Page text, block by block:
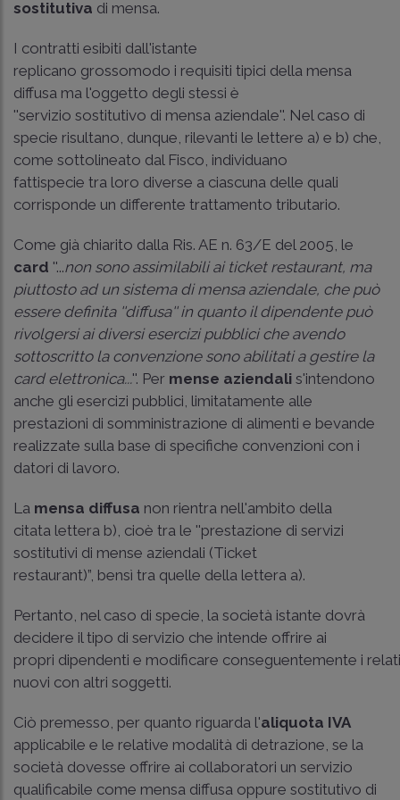
sostitutiva di mensa.
I contratti esibiti dall'istante
replicano grossomodo i requisiti tipici della mensa
diffusa ma l'oggetto degli stessi è
''servizio sostitutivo di mensa aziendale''. Nel caso di
specie risultano, dunque, rilevanti le lettere a) e b) che,
come sottolineato dal Fisco, individuano
fattispecie tra loro diverse a ciascuna delle quali
corrisponde un differente trattamento tributario.
Come già chiarito dalla Ris. AE n. 63/E del 2005 , le
card ''...non sono assimilabili ai ticket restaurant, ma
piuttosto ad un sistema di mensa aziendale, che può
essere definita ''diffusa'' in quanto il dipendente può
rivolgersi ai diversi esercizi pubblici che avendo
sottoscritto la convenzione sono abilitati a gestire la
card elettronica...''. Per mense aziendali s'intendono
anche gli esercizi pubblici, limitatamente alle
prestazioni di somministrazione di alimenti e bevande
realizzate sulla base di specifiche convenzioni con i
datori di lavoro.
La mensa diffusa non rientra nell'ambito della
citata lettera b), cioè tra le ''prestazione di servizi
sostitutivi di mense aziendali (Ticket
restaurant)”, bensì tra quelle della lettera a).
Pertanto, nel caso di specie, la società istante dovrà
decidere il tipo di servizio che intende offrire ai
propri dipendenti e modificare conseguentemente i
nuovi con altri soggetti.
Ciò premesso, per quanto riguarda l'aliquota IVA
applicabile e le relative modalità di detrazione, se la
società dovesse offrire ai collaboratori un servizio
qualificabile come mensa diffusa oppure sostitutivo di